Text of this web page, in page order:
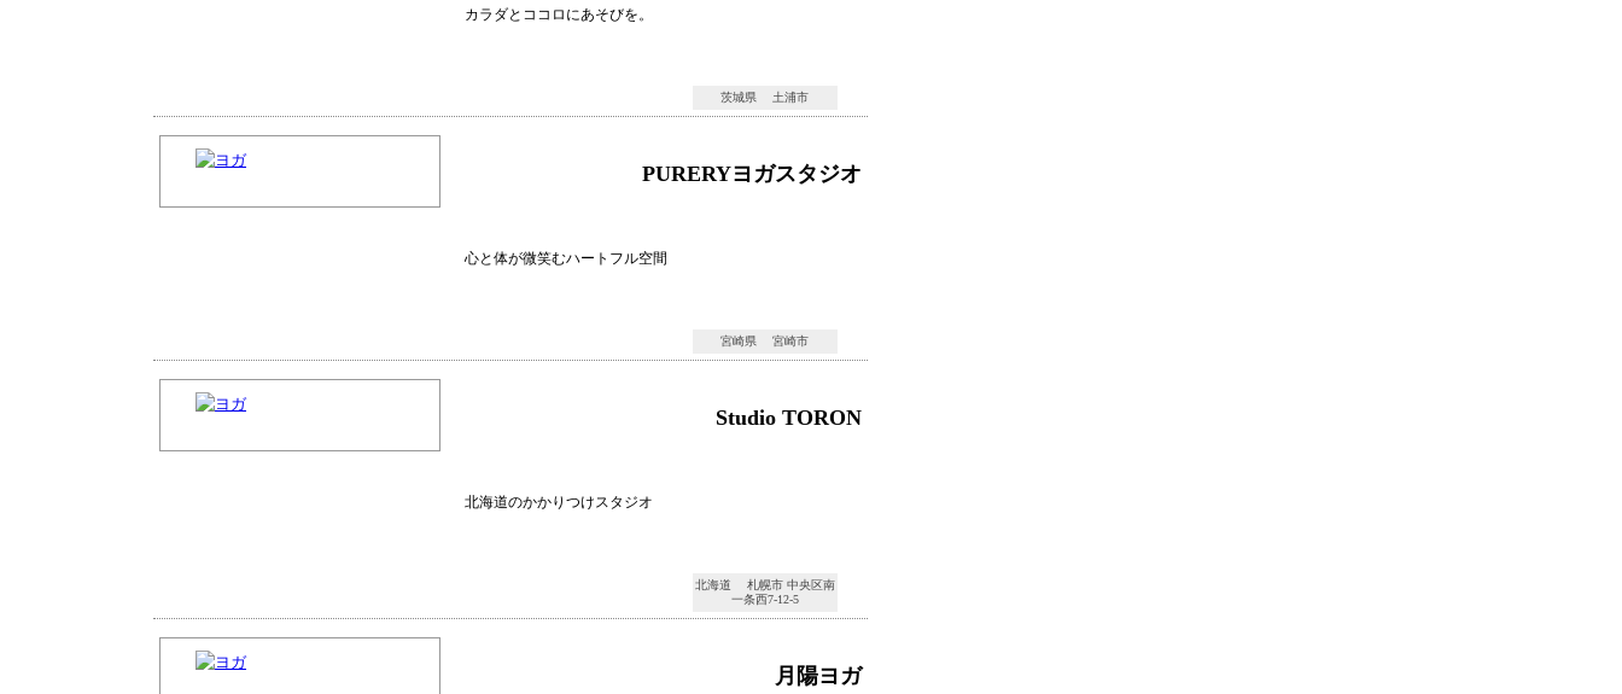
カラダとココロにあそびを。
茨城県 土浦市
PURERYヨガスタジオ
心と体が微笑むハートフル空間
宮崎県 宮崎市
Studio TORON
北海道のかかりつけスタジオ
北海道 札幌市 中央区南
一条西7-12-5
月陽ヨガ